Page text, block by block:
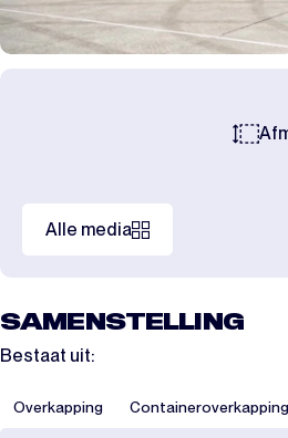
Alle media
SAMENSTELLING
Bestaat uit:
Overkapping